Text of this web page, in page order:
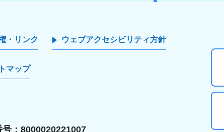
・リンク ウェブアクセシビリティ方針
マップ
号：8000020221007